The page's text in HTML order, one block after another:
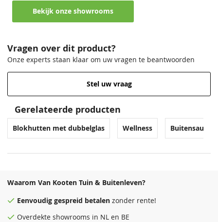
Bekijk onze showrooms
Vragen over dit product?
Onze experts staan klaar om uw vragen te beantwoorden
Stel uw vraag
Gerelateerde producten
Blokhutten met dubbelglas Wellness Buitensauna's
Waarom Van Kooten Tuin & Buitenleven?
Eenvoudig gespreid betalen zonder rente!
Overdekte showrooms in NL en BE